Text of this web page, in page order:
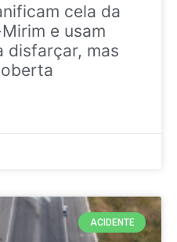
cela da
e usam
disfarçar, mas
ACIDENTE